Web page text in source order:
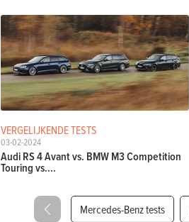
VERGELIJKENDE TESTS
03-02-2024
Audi RS 4 Avant vs. BMW M3 Competition
Touring vs....
Mercedes-Benz tests